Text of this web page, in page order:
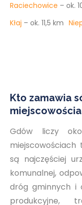
Raciechowice – ok.
Kłaj – ok. 11,5 km
Kto zamawia
Gdów liczy
miejscowościach
są najczęściej
komunalnej,
dróg gminnych i
produkcyjne,